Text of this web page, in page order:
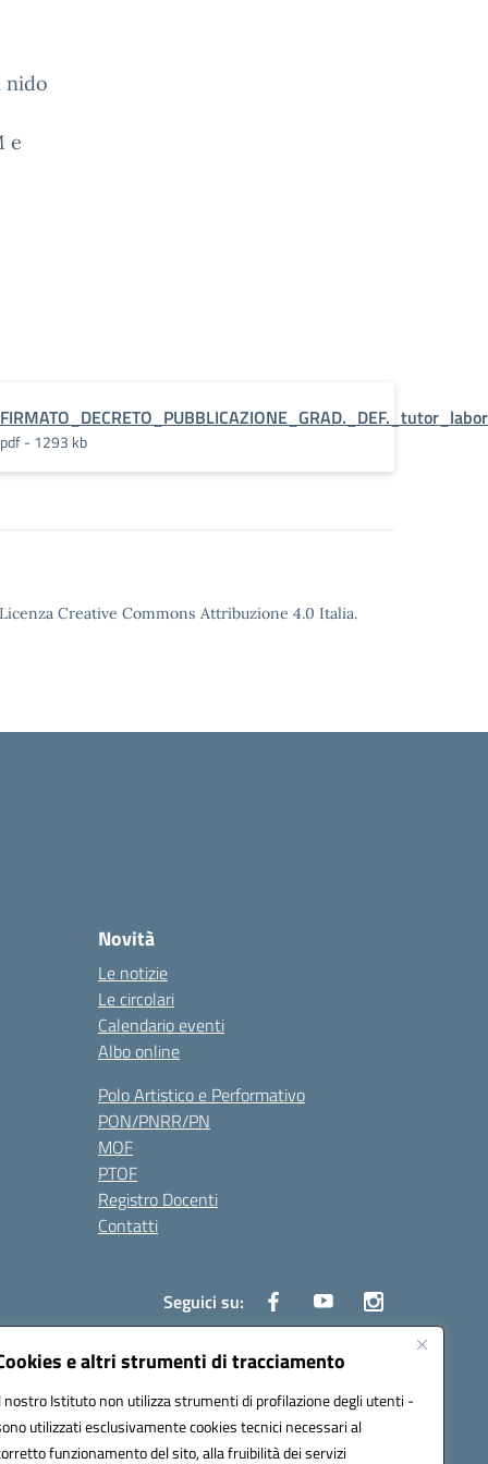
e altri strumenti di tracciamento
nostro Istituto non utilizza strumenti di profilazione degli utenti -
utilizzati esclusivamente cookies tecnici necessari al
funzionamento del sito, alla fruibilità dei servizi
nido
e
pdf - 1293 kb
Creative Commons Attribuzione 4.0 Italia.
Novità
Le notizie
Le circolari
Calendario eventi
Albo online
Polo Artistico e Performativo
PON/PNRR/PN
MOF
PTOF
Registro Docenti
Contatti
Seguici su: